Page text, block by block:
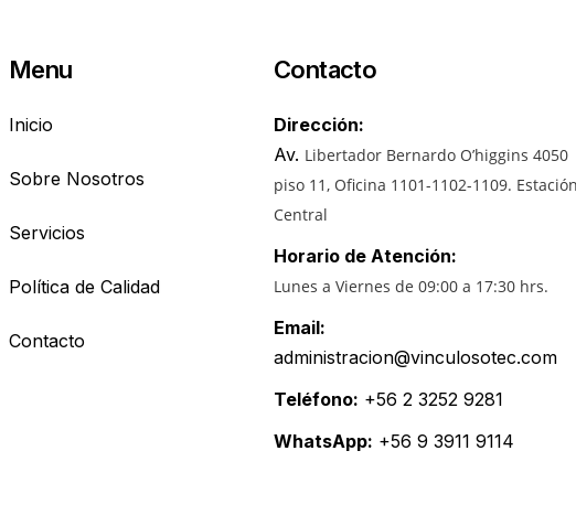
Menu
Inicio
Sobre Nosotros
Servicios
Política de Calidad
Contacto
Contacto
Dirección:
Av. Libertador Bernardo O’higgins 4050
piso 11, Oficina 1101-1102-1109.
Central
Horario de Atención:
Lunes a Viernes de 09:00 a 17:30 hrs.
Email:
administracion@vinculosotec.com
Teléfono: +56 2 3252 9281
WhatsApp: +56 9 3911 9114